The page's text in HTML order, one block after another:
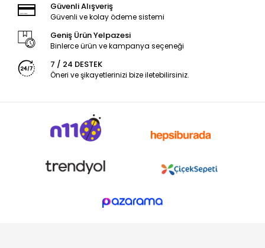
Güvenli Alışveriş
Güvenli ve kolay ödeme sistemi
Geniş Ürün Yelpazesi
Binlerce ürün ve kampanya seçeneği
7 / 24 DESTEK
Öneri ve şikayetlerinizi bize iletebilirsiniz.